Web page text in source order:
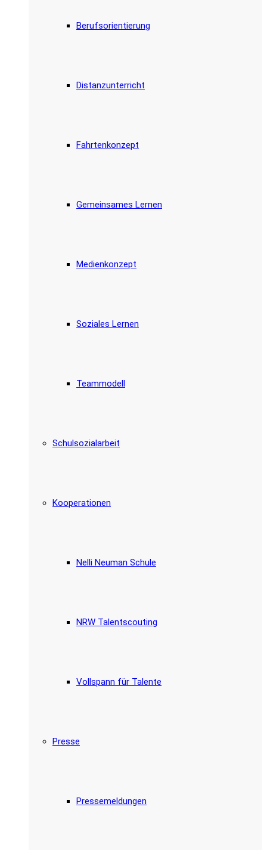
Berufsorientierung
Distanzunterricht
Fahrtenkonzept
Gemeinsames Lernen
Medienkonzept
Soziales Lernen
Teammodell
Schulsozialarbeit
Kooperationen
Nelli Neuman Schule
NRW Talentscouting
Vollspann für Talente
Presse
Pressemeldungen